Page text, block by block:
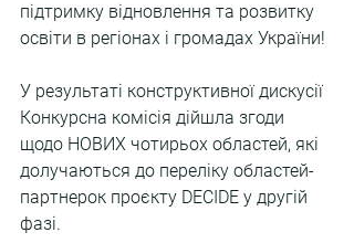
підтримку відновлення та розвитку
освіти в регіонах і громадах України!
У результаті конструктивної дискусії
Конкурсна комісія дійшла згоди
щодо НОВИХ чотирьох областей, які
долучаються до переліку областей-
партнерок проєкту DECIDE у другій
фазі.